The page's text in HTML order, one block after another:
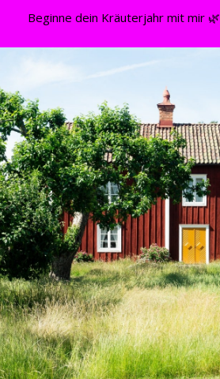
Beginne dein Kräuterjahr mit mir 🌿